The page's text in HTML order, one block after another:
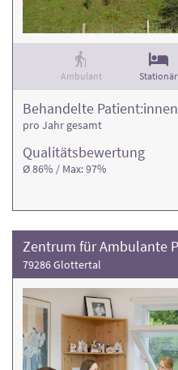
Ambulant Stationär
Qualitäts­bewertung
Ø 86% / Max: 97%
Behandelte Patient:innen
pro Jahr gesamt
79286 Glottertal